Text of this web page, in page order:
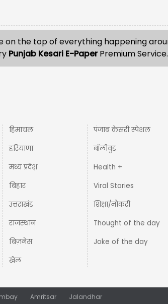
on the top of everything happening
Punjab Kesari E-PaperPremium Service.
हिमाचल
हरियाणा
मध्य प्रदेश़
बिहार
उत्तराखंड
राजस्थान
बिज़नेस
खेल
पंजाब केसरी स्पेशल
बॉलीवुड
Health +
Viral Stories
शिक्षा/नौकरी
Thought of the day
Joke of the day
Amritsar Jalandhar